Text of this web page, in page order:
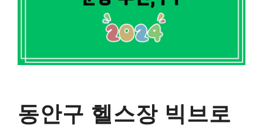
동안구 헬스장 빅브로